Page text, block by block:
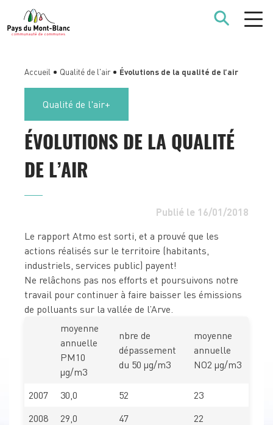
Accueil Qualité de l'air Évolutions de la qualité de l’air
Qualité de l'air
ÉVOLUTIONS DE LA QUALITÉ
DE L’AIR
Publié le 16/01/2018
Le rapport Atmo est sorti, et a prouvé que les
actions réalisés sur le territoire (habitants,
industriels, services public) payent!
Ne relâchons pas nos efforts et poursuivons notre
travail pour continuer à faire baisser les émissions
de polluants sur la vallée de l’Arve.
moyenne
annuelle
PM10
µg/m3
nbre de
dépassement
du 50 µg/m3
moyenne
annuelle
NO2 µg/m3
2007 30,0 52
23
2008
29,0 47
22